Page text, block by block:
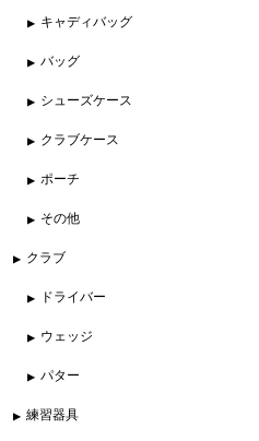
キャディバッグ
バッグ
シューズケース
クラブケース
ポーチ
その他
クラブ
ドライバー
ウェッジ
パター
練習器具